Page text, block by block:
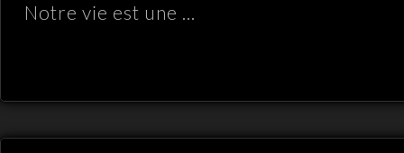
Notre vie est une ...